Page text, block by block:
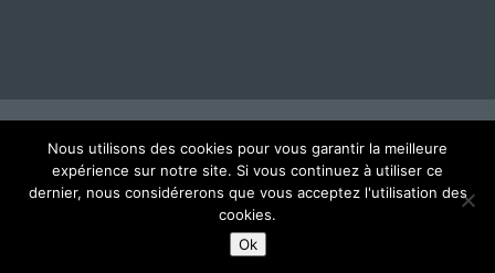
© Copyright WRE 2025 - 48 Rue de Babylone,
75007 Paris -
Mentions légales
Nous utilisons des cookies pour vous garantir la meilleure
expérience sur notre site. Si vous continuez à utiliser ce
dernier, nous considérerons que vous acceptez l'utilisation des
cookies.
Ok